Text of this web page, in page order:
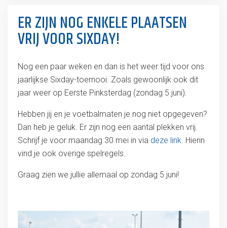
ER ZIJN NOG ENKELE PLAATSEN
VRIJ VOOR SIXDAY!
Nog een paar weken en dan is het weer tijd voor ons
jaarlijkse Sixday-toernooi. Zoals gewoonlijk ook dit
jaar weer op Eerste Pinksterdag (zondag 5 juni).
Hebben jij en je voetbalmaten je nog niet opgegeven?
Dan heb je geluk. Er zijn nog een aantal plekken vrij.
Schrijf je voor maandag 30 mei in via deze link. Hierin
vind je ook overige spelregels.
Graag zien we jullie allemaal op zondag 5 juni!